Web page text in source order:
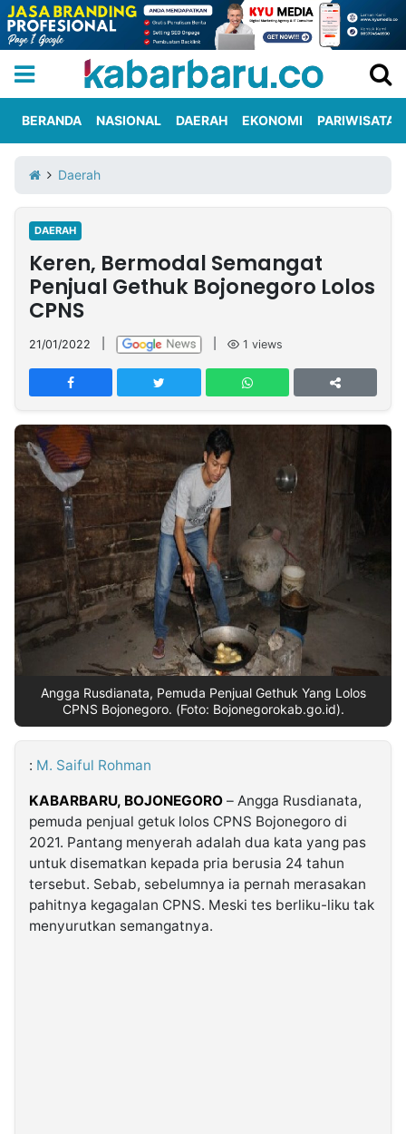
Iklan
Berita
Kami
Nasional
International
Olahraga
Entertainment
Daerah
Pariwisata
Kuliner
Kolom
Network
PT
TREETAN
INDONESIA
Partner
Time
Jogja
Rakyat
News
Notice
Dinamikapost.com
Baru
Seedbacklink
Follow
Kabarbaru
Kabarbaru.co
2026
BERANDA NASIONAL DAERAH EKONOMI PARIWISATA
Daerah
DAERAH
Keren, Bermodal Semangat
Penjual Gethuk Bojonegoro Lolos
CPNS
21/01/2022 1 views
Angga Rusdianata, Pemuda Penjual Gethuk Yang Lolos
CPNS Bojonegoro. (Foto: Bojonegorokab.go.id).
: M. Saiful Rohman
KABARBARU, BOJONEGORO – Angga Rusdianata,
pemuda penjual getuk lolos CPNS Bojonegoro di
2021. Pantang menyerah adalah dua kata yang pas
untuk disematkan kepada pria berusia 24 tahun
tersebut. Sebab, sebelumnya ia pernah merasakan
pahitnya kegagalan CPNS. Meski tes berliku-liku tak
menyurutkan semangatnya.